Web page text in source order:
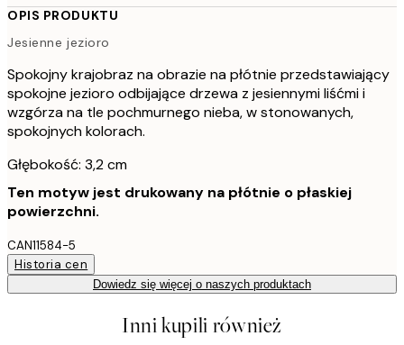
OPIS PRODUKTU
Jesienne jezioro
Spokojny krajobraz na obrazie na płótnie przedstawiający
spokojne jezioro odbijające drzewa z jesiennymi liśćmi i
wzgórza na tle pochmurnego nieba, w stonowanych,
spokojnych kolorach.
Głębokość: 3,2 cm
Ten motyw jest drukowany na płótnie o płaskiej
powierzchni.
CAN11584-5
Historia cen
Dowiedz się więcej o naszych produktach
Inni kupili również